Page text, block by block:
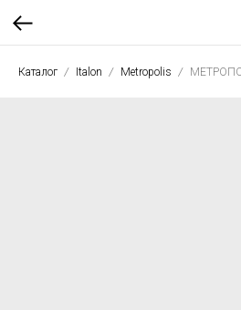
Каталог Italon Metropolis